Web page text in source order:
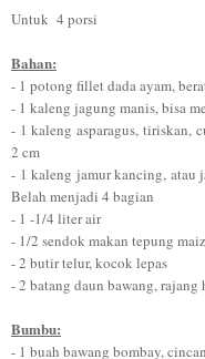
Untuk 4 porsi
Bahan:
- 1 potong fillet dada ayam,
- 1 kaleng jagung manis, bisa
- 1 kaleng asparagus, tiriskan,
2 cm
- 1 kaleng jamur kancing, atau
Belah menjadi 4 bagian
- 1 -1/4 liter air
- 1/2 sendok makan tepung
- 2 butir telur, kocok lepas
- 2 batang daun bawang, rajang
Bumbu:
- 1 buah bawang bombay,